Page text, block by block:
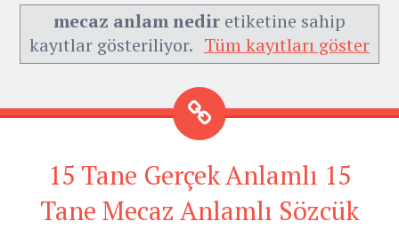
mecaz anlam nedir etiketine sahip
kayıtlar gösteriliyor. Tüm kayıtları göster
15 Tane Gerçek Anlamlı 15
Tane Mecaz Anlamlı Sözcük